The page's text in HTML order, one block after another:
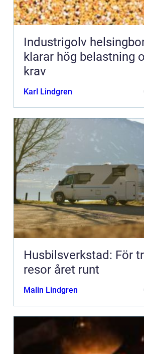
Industrigolv
klarar hög belastning
krav
Karl Lindgren
Husbilsverkstad: För
resor året runt
Malin Lindgren